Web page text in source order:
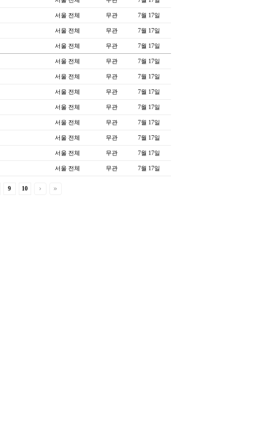
서울 전체 무관 7월 17일
서울 전체 무관 7월 17일
서울 전체 무관 7월 17일
서울 전체 무관 7월 17일
서울 전체 무관 7월 17일
서울 전체 무관 7월 17일
서울 전체 무관 7월 17일
서울 전체 무관 7월 17일
서울 전체 무관 7월 17일
서울 전체 무관 7월 17일
서울 전체 무관 7월 17일
9 10